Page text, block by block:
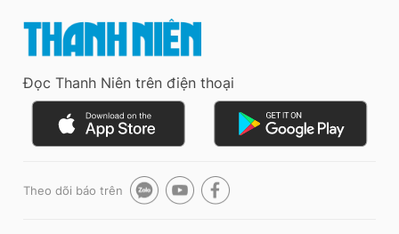
Đọc Thanh Niên trên điện thoại
Theo dõi báo trên